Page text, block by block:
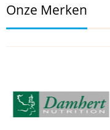
Onze Merken